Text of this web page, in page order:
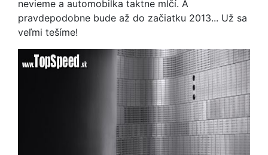
nevieme a automobilka taktne mlčí. A
pravdepodobne bude až do začiatku 2013... Už sa
veľmi tešíme!